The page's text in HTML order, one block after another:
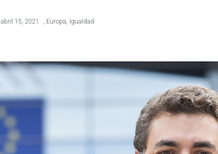
abril 15, 2021 , Europa, Igualdad